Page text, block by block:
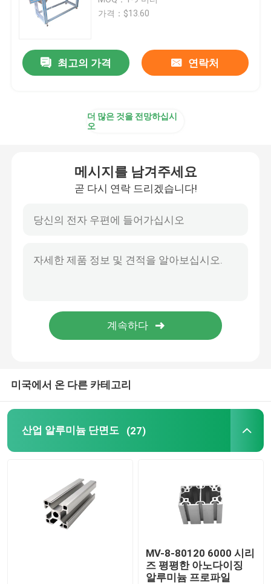
주문 제작된 알루미늄 프로파일
6061 알루미늄 장
내밀린 알루미늄 막대기
알루미늄 압출 관재
가격：$13.60
최고의 가격 연락처
더 많은 것을 전망하십시
오
메시지를 남겨주세요
곧 다시 연락 드리겠습니다!
미국에서 온 다른 카테고리
산업 알루미늄 단면도 (27)
MV-8-80120 6000 시리
즈 평평한 아노다이징
알루미늄 프로파일